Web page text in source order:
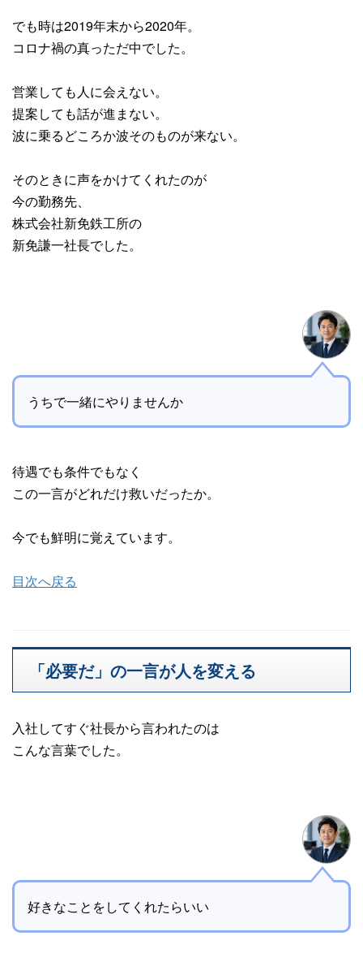
でも時は2019年末から2020年。
コロナ禍の真っただ中でした。
営業しても人に会えない。
提案しても話が進まない。
波に乗るどころか波そのものが来ない。
そのときに声をかけてくれたのが
今の勤務先、
株式会社新免鉄工所の
新免謙一社長でした。
うちで一緒にやりませんか
待遇でも条件でもなく
この一言がどれだけ救いだったか。
今でも鮮明に覚えています。
目次へ戻る
「必要だ」の一言が人を変える
入社してすぐ社長から言われたのは
こんな言葉でした。
好きなことをしてくれたらいい